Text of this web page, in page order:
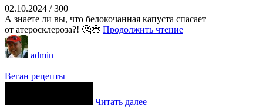
02.10.2024 / 300
А знаете ли вы, что белокочанная капуста спасает
от атеросклероза?! 🤔🤓 Продолжить чтение
admin
Веган рецепты
Читать далее